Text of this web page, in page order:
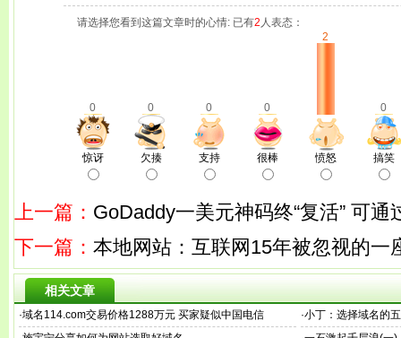
请选择您看到这篇文章时的心情: 已有2 人表态：
0 0 0 0
2
0
惊讶 欠揍 支持 很棒 愤怒 搞笑
上一篇： GoDaddy一美元神码终“复活” 可通
下一篇： 本地网站：互联网15年被忽视的一
相关文章
·域名114.com交易价格1288万元 买家疑似中国电信 ·小丁：选择域名的